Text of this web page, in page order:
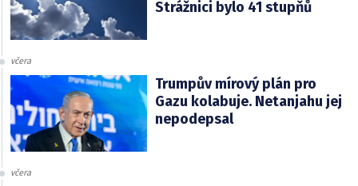
Strážnici bylo 41 stupňů
včera
Trumpův mírový plán pro
Gazu kolabuje. Netanjahu jej
nepodepsal
včera